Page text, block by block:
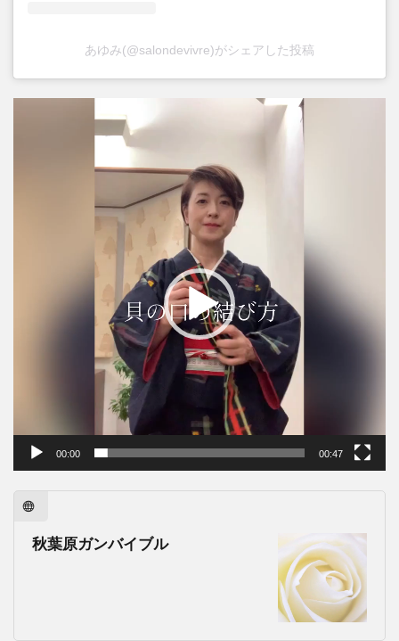
あゆみ(@salondevivre)がシェアした投稿
00:00 00:47
秋葉原ガンバイブル